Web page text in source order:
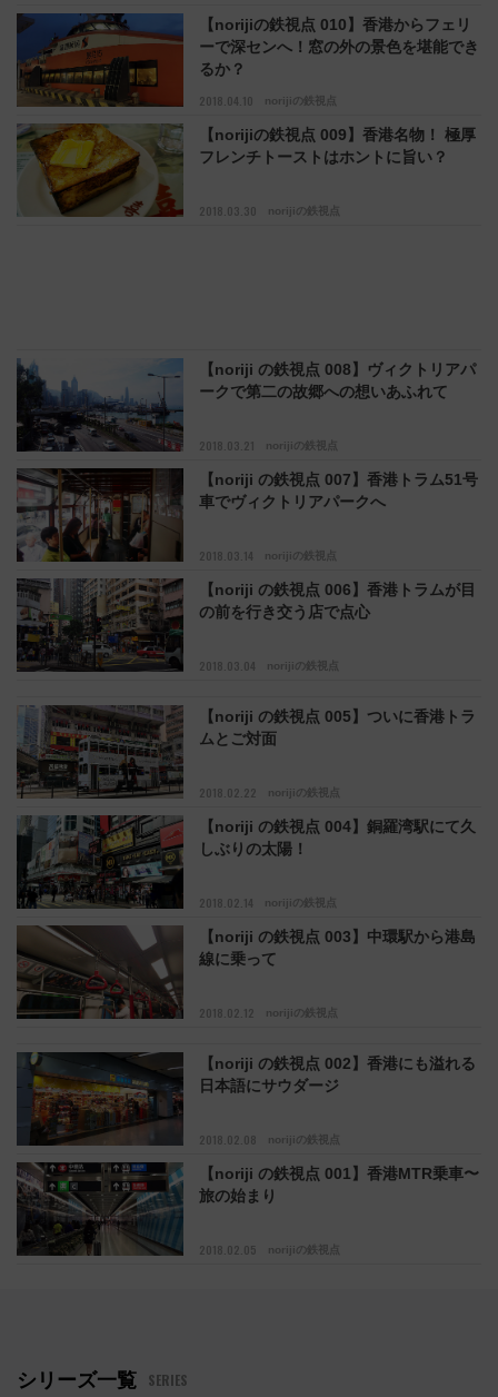
2018.04.10 norijiの鉄視点
【norijiの鉄視点 010】香港からフェリ
ーで深センへ！窓の外の景色を堪能でき
るか？
2018.03.30 norijiの鉄視点
【norijiの鉄視点 009】香港名物！ 極厚
フレンチトーストはホントに旨い？
2018.03.21 norijiの鉄視点
【noriji の鉄視点 008】ヴィクトリアパ
ークで第二の故郷への想いあふれて
2018.03.14 norijiの鉄視点
【noriji の鉄視点 007】香港トラム51号
車でヴィクトリアパークへ
2018.03.04 norijiの鉄視点
【noriji の鉄視点 006】香港トラムが目
の前を行き交う店で点心
2018.02.22 norijiの鉄視点
【noriji の鉄視点 005】ついに香港トラ
ムとご対面
2018.02.14 norijiの鉄視点
【noriji の鉄視点 004】銅羅湾駅にて久
しぶりの太陽！
2018.02.12 norijiの鉄視点
【noriji の鉄視点 003】中環駅から港島
線に乗って
2018.02.08 norijiの鉄視点
【noriji の鉄視点 002】香港にも溢れる
日本語にサウダージ
2018.02.05 norijiの鉄視点
【noriji の鉄視点 001】香港MTR乗車〜
旅の始まり
シリーズ一覧 SERIES